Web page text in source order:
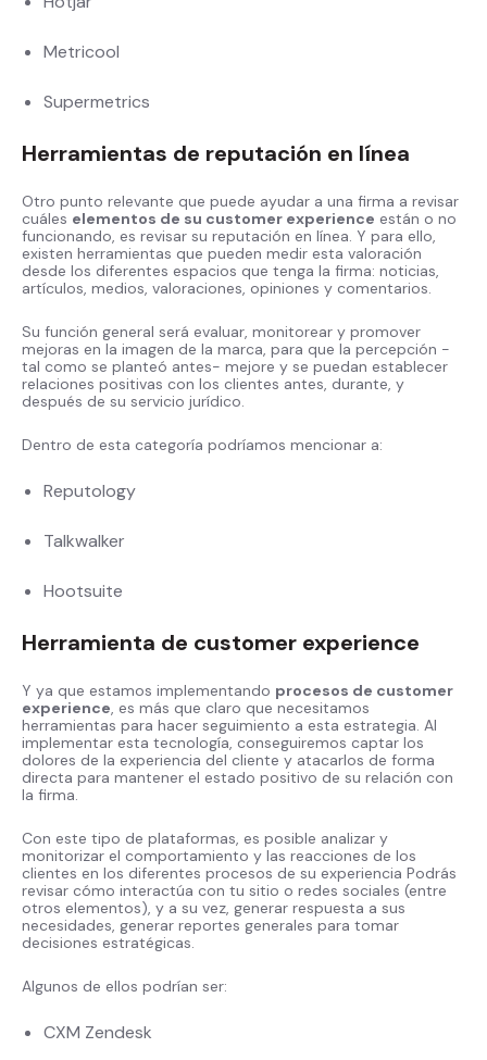
Metricool
Supermetrics
Herramientas de reputación en línea
Otro punto relevante que puede ayudar a una firma a revisar
cuáles elementos de su customer experience están o no
funcionando, es revisar su reputación en línea. Y para ello,
existen herramientas que pueden medir esta valoración
desde los diferentes espacios que tenga la firma: noticias,
artículos, medios, valoraciones, opiniones y comentarios.
Su función general será evaluar, monitorear y promover
mejoras en la imagen de la marca, para que la percepción -
tal como se planteó antes- mejore y se puedan establecer
relaciones positivas con los clientes antes, durante, y
después de su servicio jurídico.
Dentro de esta categoría podríamos mencionar a:
Reputology
Talkwalker
Hootsuite
Herramienta de customer experience
Y ya que estamos implementando procesos de customer
experience , es más que claro que necesitamos
herramientas para hacer seguimiento a esta estrategia. Al
implementar esta tecnología, conseguiremos captar los
dolores de la experiencia del cliente y atacarlos de forma
directa para mantener el estado positivo de su relación con
la firma.
Con este tipo de plataformas, es posible analizar y
monitorizar el comportamiento y las reacciones de los
clientes en los diferentes procesos de su experiencia Podrás
revisar cómo interactúa con tu sitio o redes sociales (entre
otros elementos), y a su vez, generar respuesta a sus
necesidades, generar reportes generales para tomar
decisiones estratégicas.
Algunos de ellos podrían ser:
CXM Zendesk